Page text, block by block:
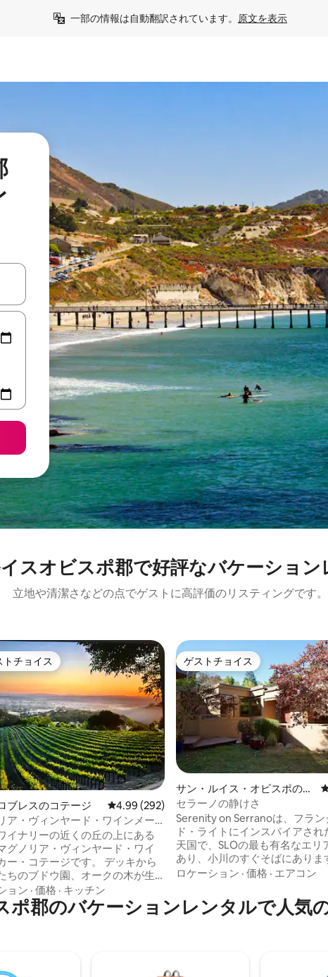
一部の情報は自動翻訳されています。 原文を表示
移動するか、画面をタッチまたはスワイプして検索結果を確認するこ
スオビスポ郡で好評なバケーション
立地や清潔さなどの点でゲストに高評価のリスティングです。
中4.94つ星の平均評価
のゲストチョイスです。
トチョイス
ブレスのコテージ レビュー292件、5つ星中4.99つ星の平均評価
4.99 (292)
ア・ヴィンヤード・ワインメー
コテージ
イナリーの近くの丘の上にある
グノリア・ヴィンヤード・ワイ
ー・コテージです。 デッキから
ちのブドウ園、オークの木が生
、そしてその先に広がる街の明
渡す広大な景色が見えます。 改
納屋は完全なプライバシーを提
ての必需品が備わっています。
ョン · 価格 · キッチン
ゲストチョイス
ゲストチョイス
サン・ルイス・オビスポの一
軒家
セラーノの静けさ
Serenity on Serranoは、フラン
ド・ライトにインスパイアされ
天国で、SLOの最も有名なエリ
あり、小川のすぐそばにあります
ミッドセンチュリーモダンな家
レストランまで徒歩圏内です。 野生の七
面鳥や鳥などに出会うことが多
ロケーション · 価格 · エアコン
ポ郡のバケーションレンタルで人気